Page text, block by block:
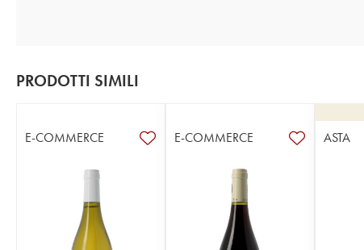
PRODOTTI SIMILI
E-COMMERCE E-COMMERCE ASTA